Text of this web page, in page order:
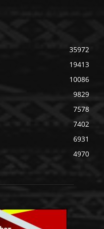
35972
19413
10086
9829
7578
7402
6931
4970